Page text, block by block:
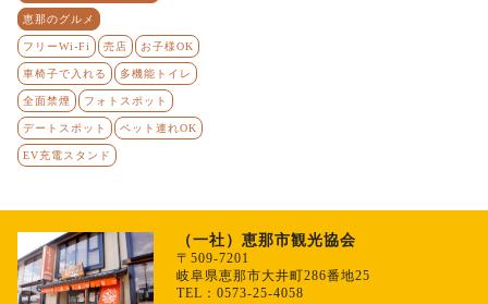
恵那のグルメ
フリーWi-Fi 売店 お子様OK
車椅子で入れる 多機能トイレ
全面禁煙 フォトスポット
デートスポット ペット連れOK
EV充電スタンド
（一社）恵那市観光協会
〒509-7201
岐阜県恵那市大井町286番地25
TEL：0573-25-4058